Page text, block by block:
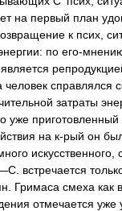
на первый план
к псих,
по его-
человек справлялся
затраты
уже
на к-рый он
искусственного,
встречается
Гримаса смеха как
отмечается уже